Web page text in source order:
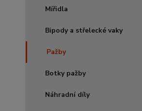
Mířidla
Bipody a střelecké vaky
Pažby
Botky pažby
Náhradní díly